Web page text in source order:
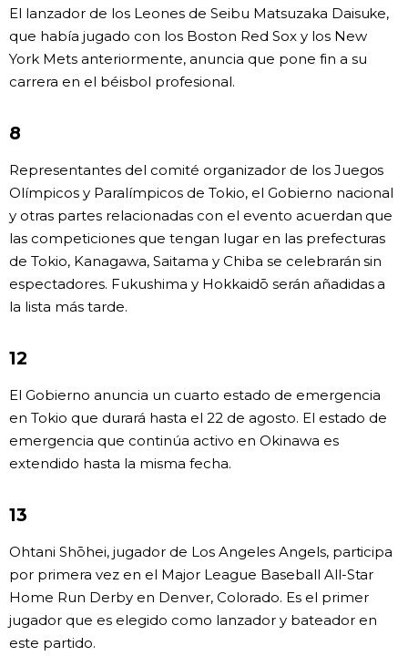
El lanzador de los Leones de Seibu Matsuzaka Daisuke,
que había jugado con los Boston Red Sox y los New
York Mets anteriormente, anuncia que pone fin a su
carrera en el béisbol profesional.
8
Representantes del comité organizador de los Juegos
Olímpicos y Paralímpicos de Tokio, el Gobierno nacional
y otras partes relacionadas con el evento acuerdan que
las competiciones que tengan lugar en las prefecturas
de Tokio, Kanagawa, Saitama y Chiba se celebrarán sin
espectadores. Fukushima y Hokkaidō serán añadidas a
la lista más tarde.
12
El Gobierno anuncia un cuarto estado de emergencia
en Tokio que durará hasta el 22 de agosto. El estado de
emergencia que continúa activo en Okinawa es
extendido hasta la misma fecha.
13
Ohtani Shōhei, jugador de Los Angeles Angels, participa
por primera vez en el Major League Baseball All-Star
Home Run Derby en Denver, Colorado. Es el primer
jugador que es elegido como lanzador y bateador en
este partido.